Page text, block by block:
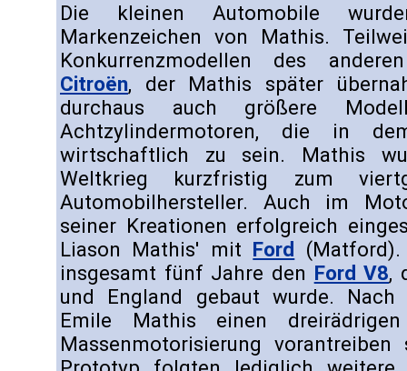
Die kleinen Automobile
Markenzeichen von Mathis.
Konkurrenzmodellen des
Citroën, der Mathis später
durchaus auch größere
Achtzylindermotoren, die in
wirtschaftlich zu sein. Mathis
Weltkrieg kurzfristig zum
Automobilhersteller. Auch im
seiner Kreationen erfolgreich
Liason Mathis' mit Ford
insgesamt fünf Jahre den Ford V8,
und England gebaut wurde.
Emile Mathis einen
Massenmotorisierung